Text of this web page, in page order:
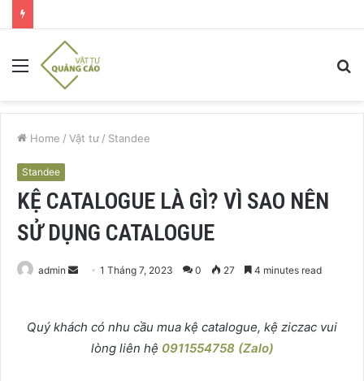
Menu
Home / Vật tư / Standee
Standee
KỆ CATALOGUE LÀ GÌ? VÌ SAO NÊN
SỬ DỤNG CATALOGUE
admin
Send1 Tháng 7, 2023 0 27 4 minutes read
Quý khách có nhu cầu mua kệ catalogue, kệ ziczac vui
lòng liên hệ 0911554758 (Zalo)